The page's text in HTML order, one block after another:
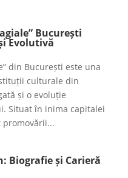
București
Evolutivă
din București este una
culturale din
și o evoluție
Situat în inima capitalei
promovării...
Biografie și Carieră